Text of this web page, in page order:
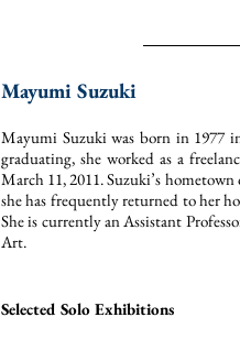
Mayumi Suzuki
Mayumi Suzuki was born in 1977
graduating, she worked as a
March 11, 2011. Suzuki’s
she has frequently returned to her
She is currently an Assistant
Art.
Selected Solo Exhibitions